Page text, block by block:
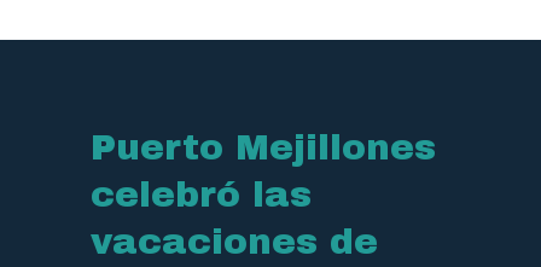
Puerto Mejillones
celebró las
vacaciones de